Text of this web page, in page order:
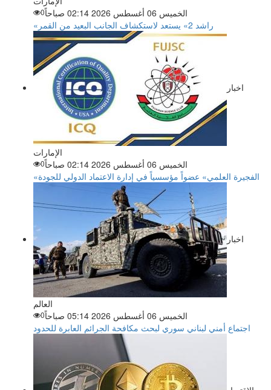
الخميس 06 أغسطس 2026 02:14 صباحاً
0
«راشد 2» يستعد لاستكشاف الجانب البعيد من القمر
اخبار
الإمارات
الخميس 06 أغسطس 2026 02:14 صباحاً
0
«الفجيرة العلمي» عضواً مؤسسياً في إدارة الاعتماد الدولي للجودة
اخبار
العالم
الخميس 06 أغسطس 2026 05:14 صباحاً
0
اجتماع أمني لبناني سوري لبحث مكافحة الجرائم العابرة للحدود